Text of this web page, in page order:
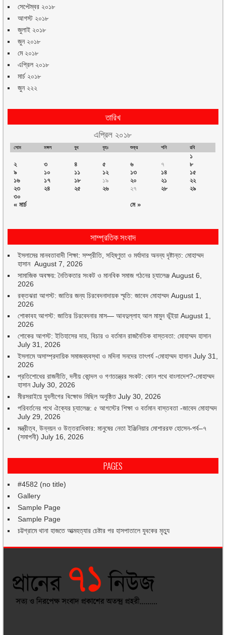
সেপ্টেম্বর ২০১৮
আগস্ট ২০১৮
জুলাই ২০১৮
জুন ২০১৮
মে ২০১৮
এপ্রিল ২০১৮
মার্চ ২০১৮
জুন ২২২
তারিখ
এপ্রিল ২০১৮
সোম মঙ্গল বুধ বৃহঃ শুক্র শনি রবি
« মার্চ মে »
১
২
৩ ৪ ৫ ৬ ৭
৮
৯
১০ ১১ ১২ ১৩ ১৪
১৫
১৬
১৭ ১৮ ১৯ ২০ ২১
২২
২৩
২৪ ২৫ ২৬ ২৭ ২৮
২৯
৩০
সাম্প্রতিক সংবাদ
ইসলামের মানবতাবাদী শিক্ষা: সম্প্রীতি, সহিষ্ণুতা ও মর্যাদার অনন্য দৃষ্টান্ত: মোহাম্মদ
হাসান August 7, 2026
সামাজিক অবক্ষয়: নৈতিকতার সংকট ও মানবিক সমাজ গঠনের চ্যালেঞ্জ August 6,
2026
রক্তঝরা আগস্ট: জাতির জন্য চিরবেদনাদায়ক স্মৃতি: জাবেদ মোহাম্মদ August 1,
2026
শোকাবহ আগস্ট: জাতির চিরবেদনার মাস— আবদুল্লাহ আল মামুন ভূঁইয়া August 1,
2026
শোকের আগস্ট: ইতিহাসের দায়, বিচার ও বর্তমান রাজনৈতিক বাস্তবতা: মোহাম্মদ হাসান
July 31, 2026
ইসলামে অসাম্প্রদায়িক সমাজব্যবস্থা ও মদিনা সনদের তাৎপর্য -মোহাম্মদ হাসান July 31,
2026
প্রতিশোধের রাজনীতি, দলীয় কোন্দল ও গণতন্ত্রের সংকট: কোন পথে বাংলাদেশ?-মোহাম্মদ
হাসান July 30, 2026
মীরসরাইয়ে যুবলীগের বিক্ষোভ মিছিল অনুষ্ঠিত July 30, 2026
পরিবর্তনের পথে ঐক্যের চ্যালেঞ্জ: ৫ আগস্টের শিক্ষা ও বর্তমান বাস্তবতা -জাবেদ মোহাম্মদ
July 29, 2026
মন্ত্রীত্ব, উন্নয়ন ও উত্তরাধিকার: মানুষের নেতা ইঞ্জিনিয়ার মোশাররফ হোসেন-পর্ব–৭
(সমাপনী) July 16, 2026
PAGES
#4582 (no title)
Gallery
Sample Page
Sample Page
চট্টগ্রামে থানা হাজতে আত্মহত্যার চেষ্টার পর হাসপাতালে যুবকের মৃত্যু